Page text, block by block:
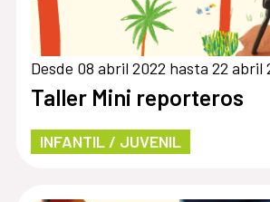
Desde 08 abril 2022 hasta 22 abril
Taller Mini reporteros
INFANTIL / JUVENIL